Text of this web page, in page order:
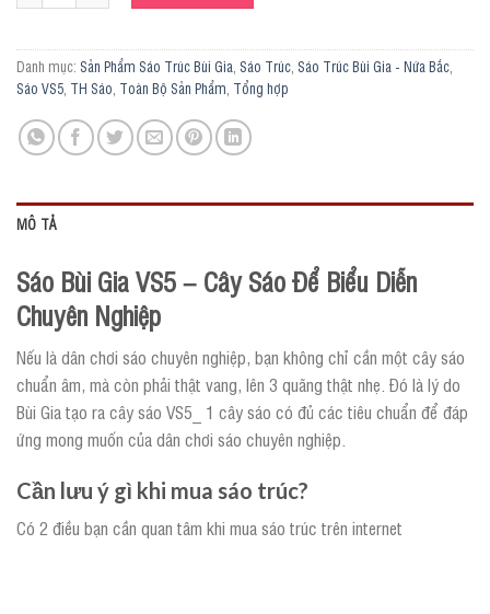
Danh mục: Sản Phẩm Sáo Trúc Bùi Gia Sáo Trúc Sáo Trúc Bùi Gia - Nứa Bắc
Sáo VS5 TH Sáo Toàn Bộ Sản Phẩm Tổng hợp
MÔ TẢ
Sáo Bùi Gia VS5 – Cây Sáo Để Biểu Diễn
Chuyên Nghiệp
Nếu là dân chơi sáo chuyên nghiệp, bạn không chỉ cần một cây sáo
chuẩn âm, mà còn phải thật vang, lên 3 quãng thật nhẹ. Đó là lý do
Bùi Gia tạo ra cây sáo VS5_ 1 cây sáo có đủ các tiêu chuẩn để đáp
ứng mong muốn của dân chơi sáo chuyên nghiệp.
Cần lưu ý gì khi mua sáo trúc?
Có 2 điều bạn cần quan tâm khi mua sáo trúc trên internet